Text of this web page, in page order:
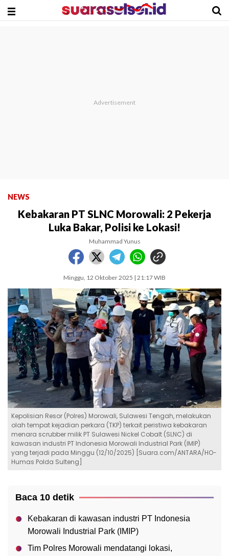
NEWS
Kebakaran PT SLNC Morowali: 2 Pekerja
Luka Bakar, Polisi ke Lokasi!
Muhammad Yunus
Minggu, 12 Oktober 2025 | 21:17 WIB
Kepolisian Resor (Polres) Morowali, Sulawesi Tengah, melakukan
olah tempat kejadian perkara (TKP) terkait peristiwa kebakaran
menara scrubber milik PT Sulawesi Nickel Cobalt (SLNC) di
kawasan industri PT Indonesia Morowali Industrial Park (IMIP)
yang terjadi pada Minggu (12/10/2025) [Suara.com/ANTARA/HO-
Humas Polda Sulteng]
Baca 10 detik
Kebakaran di kawasan industri PT Indonesia
Morowali Industrial Park (IMIP)
Tim Polres Morowali mendatangi lokasi,